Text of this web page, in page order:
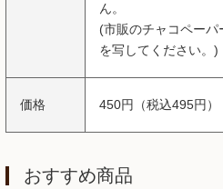
ん。
(市販のチャコペーパ
を写してください。)
価格 450円（税込495円）
おすすめ商品